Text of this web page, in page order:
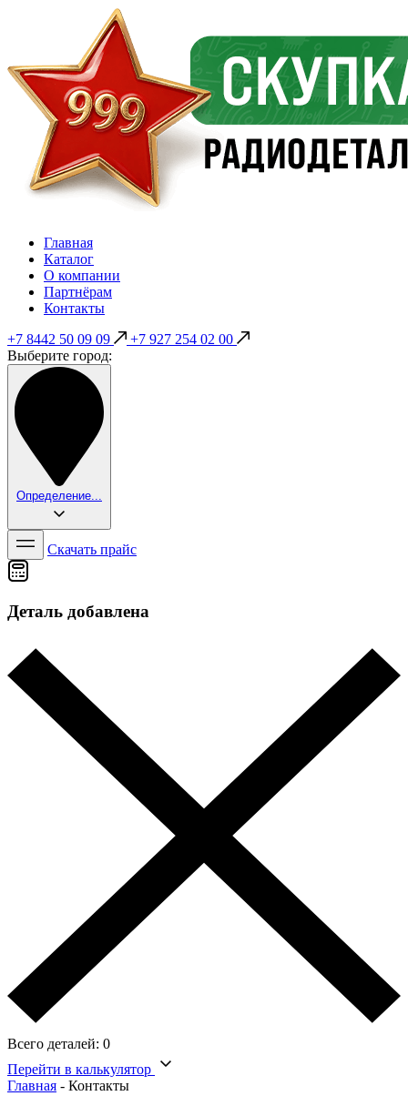
Главная
Каталог
О компании
Партнёрам
Контакты
+7 8442 50 09 09
+7 927 254 02 00
Выберите город:
Определение...
Скачать прайс
Деталь добавлена
Всего деталей: 0
Перейти в калькулятор
Главная - Контакты